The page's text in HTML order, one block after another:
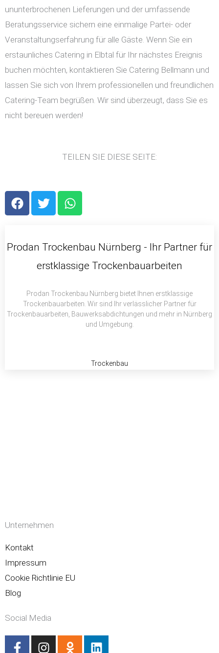
ununterbrochenen Lieferungen und der umfassende
Beratungsservice sichern eine einmalige Partei- oder
Veranstaltungserfahrung für alle Gäste. Wenn Sie ein
erstaunliches Catering in Elbtal für Ihr nächstes Ereignis
buchen möchten, kontaktieren Sie Catering Bellmann und
lassen Sie sich von Ihrem professionellen und freundlichen
Catering-Team begrüßen. Wir sind überzeugt, dass Sie es
nicht bereuen werden!
TEILEN SIE DIESE SEITE:
F
a
b
T
w
t
r
W
h
s
p
Prodan Trockenbau Nürnberg - Ihr Partner für
erstklassige Trockenbauarbeiten
Prodan Trockenbau Nürnberg bietet Ihnen erstklassige
Trockenbauarbeiten. Wir sind Ihr verlässlicher Partner für
Trockenbauarbeiten, Bauwerksabdichtungen und mehr in Nürnberg
und Umgebung.
Trockenbau
Unternehmen
Kontakt
Impressum
Cookie Richtlinie EU
Blog
Social Media
F
I
O
L